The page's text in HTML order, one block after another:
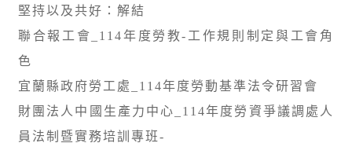
堅持以及共好：解結
聯合報工會_114年度勞教-工作規則制定與工會角
色
宜蘭縣政府勞工處_114年度勞動基準法令研習會
財團法人中國生產力中心_114年度勞資爭議調處人
員法制暨實務培訓專班-